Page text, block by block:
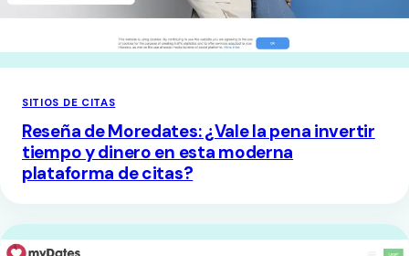
SITIOS DE CITAS
Reseña de Moredates: ¿Vale la pena invertir
tiempo y dinero en esta moderna
plataforma de citas?